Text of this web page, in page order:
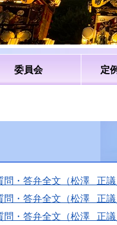
委員会 定
・答弁全文（松澤 正議
・答弁全文（松澤 正議
・答弁全文（松澤 正議